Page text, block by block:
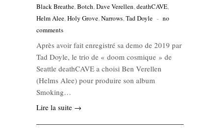
Black Breathe,Botch,Dave Verellen,deathCAVE,
Helm Alee,Holy Grove,Narrows,Tad Doyle - no
comments
Après avoir fait enregistré sa demo de 2019 par
Tad Doyle, le trio de « doom cosmique » de
Seattle deathCAVE a choisi Ben Verellen
(Helms Alee) pour produire son album
Smoking…
Lire la suite →